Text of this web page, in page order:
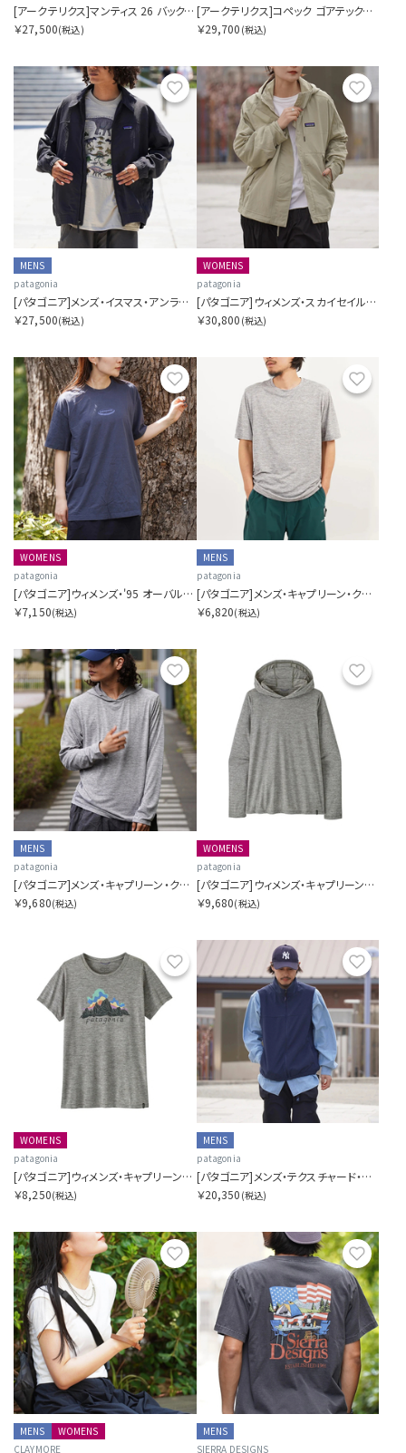
[アークテリクス]マンティス 26 バックパック
￥27,500(税込)
[アークテリクス]コペック ゴアテックス メンズ
￥29,700 (税込)
お気に入り
MENS
patagonia
[パタゴニア]メンズ・イスマス・アンラインド・ジャケット
￥27,500(税込)
WOMENS
patagonia
[パタゴニア]ウィメンズ・スカイセイル・ジャケット
￥30,800 (税込)
お気に入り
WOMENS
patagonia
[パタゴニア]ウィメンズ・'95 オーバル・ロゴ・オーバーサイズ・Tシャツ
￥7,150(税込)
MENS
patagonia
[パタゴニア]メンズ・キャプリーン・クール・デイリー・シャツ
￥6,820(税込)
お気に入り
MENS
patagonia
[パタゴニア]メンズ・キャプリーン・クール・デイリー・フーディ
￥9,680(税込)
WOMENS
patagonia
[パタゴニア]ウィメンズ・キャプリーン・クール・デイリー・フーディ
￥9,680(税込)
お気に入り
WOMENS
patagonia
[パタゴニア]ウィメンズ・キャプリーン・クール・デイリー・シャツ(フィッツロイ・ニンバス)
￥8,250(税込)
お気
MENS
patagonia
[パタゴニア]メンズ・テクスチャード・フリース・ベスト
￥20,350 (税込)
お気に入り
MENS
WOMENS
CLAYMORE
お気
MENS
SIERRA DESIGNS